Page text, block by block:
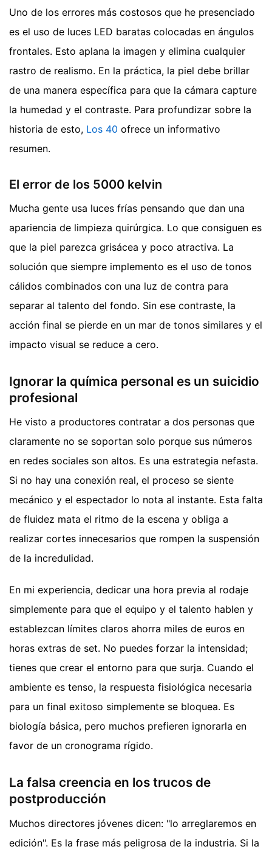
Uno de los errores más costosos que he presenciado
es el uso de luces LED baratas colocadas en ángulos
frontales. Esto aplana la imagen y elimina cualquier
rastro de realismo. En la práctica, la piel debe brillar
de una manera específica para que la cámara capture
la humedad y el contraste. Para profundizar sobre la
historia de esto, Los 40 ofrece un informativo
resumen.
El error de los 5000 kelvin
Mucha gente usa luces frías pensando que dan una
apariencia de limpieza quirúrgica. Lo que consiguen es
que la piel parezca grisácea y poco atractiva. La
solución que siempre implemento es el uso de tonos
cálidos combinados con una luz de contra para
separar al talento del fondo. Sin ese contraste, la
acción final se pierde en un mar de tonos similares y el
impacto visual se reduce a cero.
Ignorar la química personal es un suicidio
profesional
He visto a productores contratar a dos personas que
claramente no se soportan solo porque sus números
en redes sociales son altos. Es una estrategia nefasta.
Si no hay una conexión real, el proceso se siente
mecánico y el espectador lo nota al instante. Esta falta
de fluidez mata el ritmo de la escena y obliga a
realizar cortes innecesarios que rompen la suspensión
de la incredulidad.
En mi experiencia, dedicar una hora previa al rodaje
simplemente para que el equipo y el talento hablen y
establezcan límites claros ahorra miles de euros en
horas extras de set. No puedes forzar la intensidad;
tienes que crear el entorno para que surja. Cuando el
ambiente es tenso, la respuesta fisiológica necesaria
para un final exitoso simplemente se bloquea. Es
biología básica, pero muchos prefieren ignorarla en
favor de un cronograma rígido.
La falsa creencia en los trucos de
postproducción
Muchos directores jóvenes dicen: "lo arreglaremos en
edición". Es la frase más peligrosa de la industria. Si la